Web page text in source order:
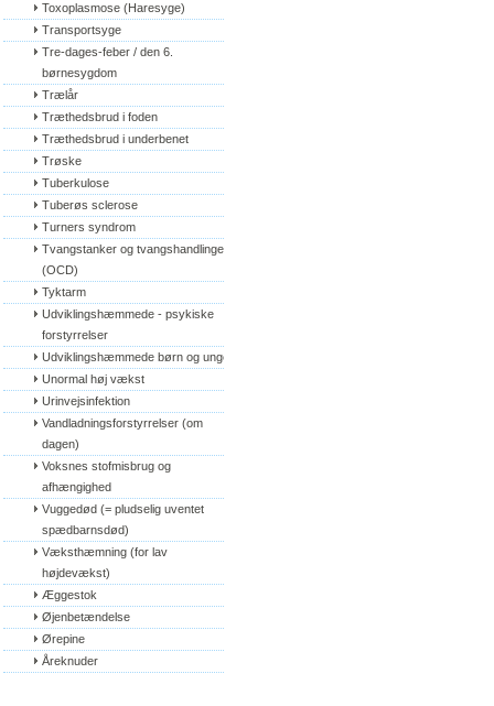
Toxoplasmose (Haresyge)
Transportsyge
Tre-dages-feber / den 6.
børnesygdom
Trælår
Træthedsbrud i foden
Træthedsbrud i underbenet
Trøske
Tuberkulose
Tuberøs sclerose
Turners syndrom
Tvangstanker og tvangshandlinger
(OCD)
Tyktarm
Udviklingshæmmede - psykiske
forstyrrelser
Udviklingshæmmede børn og unge
Unormal høj vækst
Urinvejsinfektion
Vandladningsforstyrrelser (om
dagen)
Voksnes stofmisbrug og
afhængighed
Vuggedød (= pludselig uventet
spædbarnsdød)
Væksthæmning (for lav
højdevækst)
Æggestok
Øjenbetændelse
Ørepine
Åreknuder